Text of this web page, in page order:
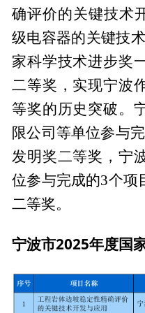
确评价的关键技术
级电容器的关键技
家科学技术进步奖
二等奖，实现宁波
等奖的历史突破。
限公司等单位参与
发明奖二等奖，宁
位参与完成的3个项
二等奖。
宁波市2025年度国